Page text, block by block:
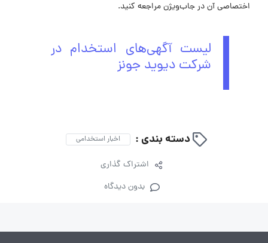
اختصاصی آن در جاب‌ویژن مراجعه کنید.
لیست آگهی‌های استخدام در
شرکت دیوید جونز
دسته بندی : اخبار استخدامی
اشتراک گذاری
بدون دیدگاه